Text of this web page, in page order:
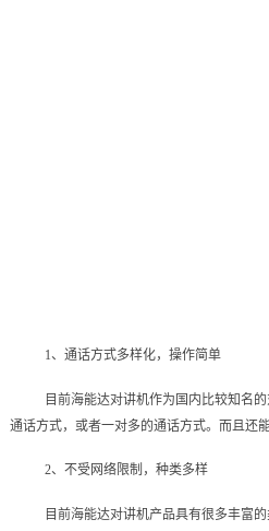
1、通话方式多样化，操作简单
目前海能达对讲机作为国内比较知名
通话方式，或者一对多的通话方式。而且还
2、不受网络限制，种类多样
目前海能达对讲机产品具有很多丰富